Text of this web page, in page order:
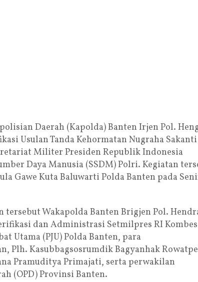
Daerah (Kapolda) Banten Irjen Pol.
Usulan Tanda Kehormatan Nugraha Sakanti
Militer Presiden Republik Indonesia
Daya Manusia (SSDM) Polri. Kegiatan
Gawe Kuta Baluwarti Polda Banten pada
Wakapolda Banten Brigjen Pol.
dan Administrasi Setmilpres RI
Utama (PJU) Polda Banten, para
Plh. Kasubbagsosrumdik Bagyanhak
Pramuditya Primajati, serta perwakilan
(OPD) Provinsi Banten.